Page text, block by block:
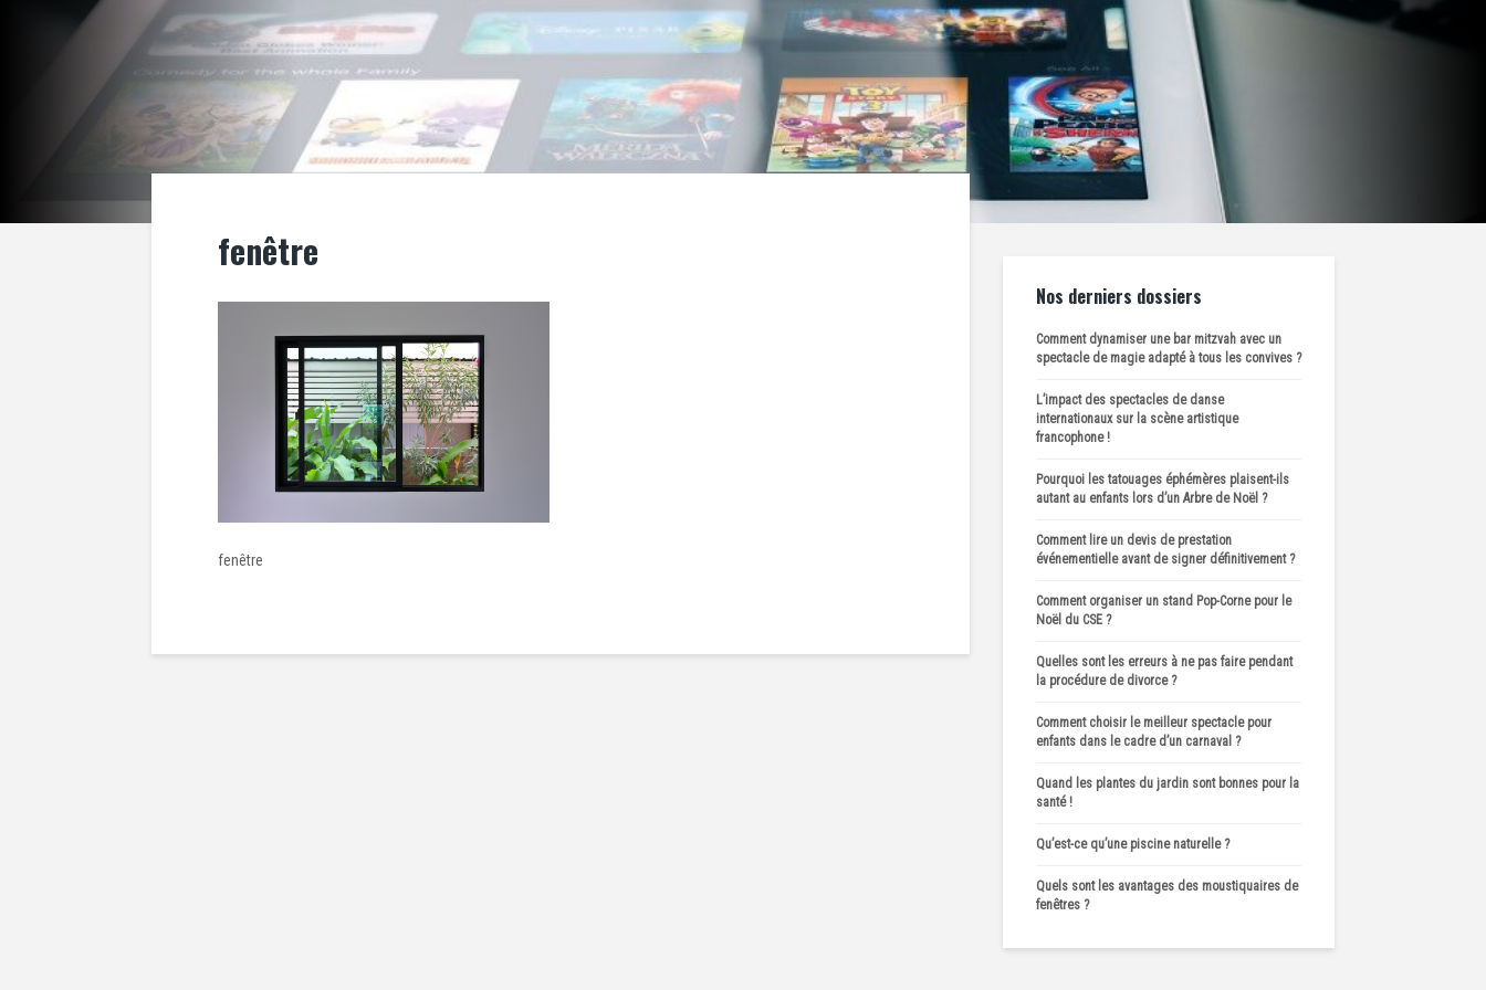
fenêtre
fenêtre
Nos derniers dossiers
Comment dynamiser une bar mitzvah avec un
spectacle de magie adapté à tous les convives ?
L’impact des spectacles de danse
internationaux sur la scène artistique
francophone !
Pourquoi les tatouages éphémères plaisent-ils
autant au enfants lors d’un Arbre de Noël ?
Comment lire un devis de prestation
événementielle avant de signer définitivement ?
Comment organiser un stand Pop-Corne pour le
Noël du CSE ?
Quelles sont les erreurs à ne pas faire pendant
la procédure de divorce ?
Comment choisir le meilleur spectacle pour
enfants dans le cadre d’un carnaval ?
Quand les plantes du jardin sont bonnes pour la
santé !
Qu’est-ce qu’une piscine naturelle ?
Quels sont les avantages des moustiquaires de
fenêtres ?